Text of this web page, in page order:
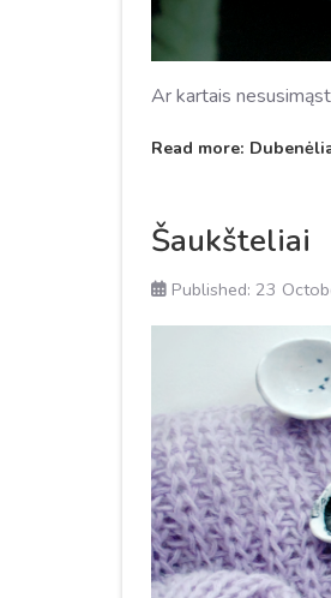
Ar kartais
Read more:
Šaukšteliai
Published: 23